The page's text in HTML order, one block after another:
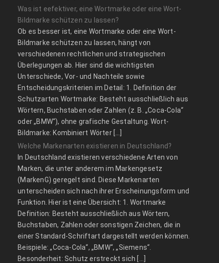
Was ist eefektiver, eine Wortmarke oder eine Wort-
Bildmarke schützen zu lassen?
Ob es besser ist, eine Wortmarke oder eine Wort-
Bildmarke schützen zu lassen, hängt von
verschiedenen rechtlichen und strategischen
Überlegungen ab. Hier sind die wichtigsten
Unterschiede, Vor- und Nachteile sowie
Entscheidungskriterien im Detail: 1. Definition der
Schutzarten Wortmarke: Besteht ausschließlich aus
Wörtern, Buchstaben oder Zahlen (z. B. „Coca-Cola“
oder „BMW“), ohne grafische Gestaltung. Wort-
Bildmarke: Kombiniert Wörter […]
Welche Markenarten existieren in Deutschland?
In Deutschland existieren verschiedene Arten von
Marken, die unter anderem im Markengesetz
(MarkenG) geregelt sind. Diese Markenarten
unterscheiden sich nach ihrer Erscheinungsform und
Funktion. Hier ist eine Übersicht: 1. Wortmarke
Definition: Besteht ausschließlich aus Wörtern,
Buchstaben, Zahlen oder sonstigen Zeichen, die in
einer Standard-Schriftart dargestellt werden können.
Beispiele: „Coca-Cola“, „BMW“, „Siemens“.
Besonderheit: Schutz erstreckt sich […]